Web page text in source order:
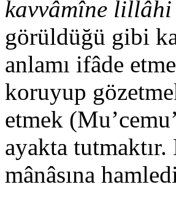
kavvâmîne lillâhi
görüldüğü gibi
anlamı ifâde
koruyup
etmek
ayakta
mânâsına